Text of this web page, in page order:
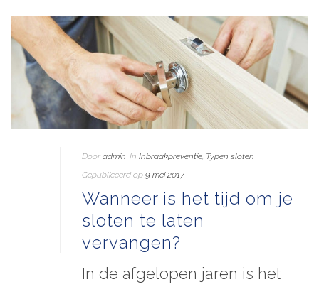
Door admin In Inbraakpreventie, Typen sloten
Gepubliceerd op 9 mei 2017
Wanneer is het tijd om je
sloten te laten
vervangen?
In de afgelopen jaren is het